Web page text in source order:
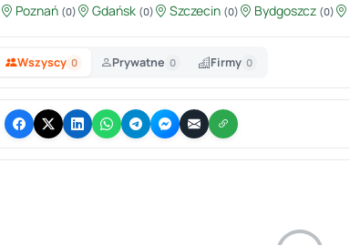
Poznań (0) Gdańsk (0) Szczecin (0) Bydgoszcz (0)
Wszyscy 0 Prywatne 0 Firmy 0